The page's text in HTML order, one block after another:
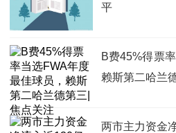
平
B费45%得票
赖斯第二哈兰
两市主力资金